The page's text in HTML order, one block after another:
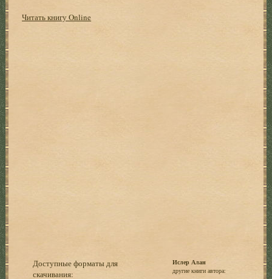
Читать книгу Online
Доступные форматы для
скачивания:
Ислер Алан
другие книги автора: